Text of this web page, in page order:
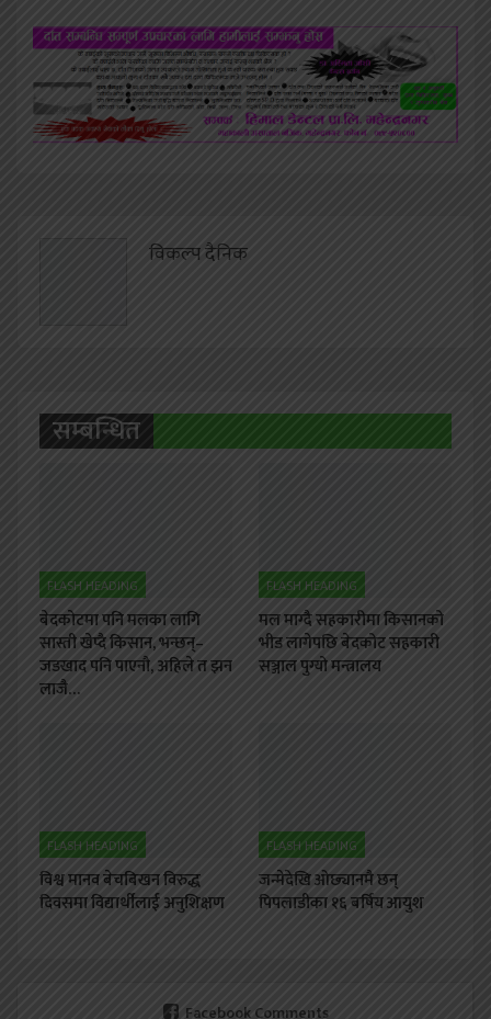
विकल्प दैनिक
सम्बन्धित
FLASH HEADING
बेदकोटमा पनि मलका लागि
सास्ती खेप्दै किसान, भन्छन्–
जडखाद पनि पाएनौ, अहिले त झन
लाजै…
FLASH HEADING
मल माग्दै सहकारीमा किसानको
भीड लागेपछि बेदकोट सहकारी
सञ्जाल पुग्यो मन्त्रालय
FLASH HEADING
विश्व मानव बेचबिखन विरुद्ध
दिवसमा विद्यार्थीलाई अनुशिक्षण
FLASH HEADING
जन्मेदेखि ओछ्यानमै छन्
पिपलाडीका १६ बर्षिय आयुश
Facebook Comments